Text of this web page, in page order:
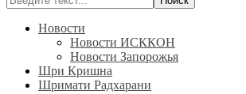
Новости
Новости ИСККОН
Новости Запорожья
Шри Кришна
Шримати Радхарани